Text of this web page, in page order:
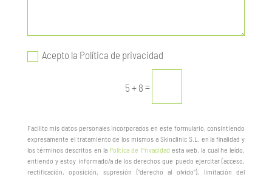
Acepto la Política de privacidad
5 + 8 =
Facilito mis datos personales incorporados en este formulario, consintiendo
expresamente el tratamiento de los mismos a Skinclinic S.L. en la finalidad y
los términos descritos en la Política de Privacidad esta web, la cual he leído,
entiendo y estoy informado/a de los derechos que puedo ejercitar (acceso,
rectificación, oposición, supresión (“derecho al olvido”), limitación del